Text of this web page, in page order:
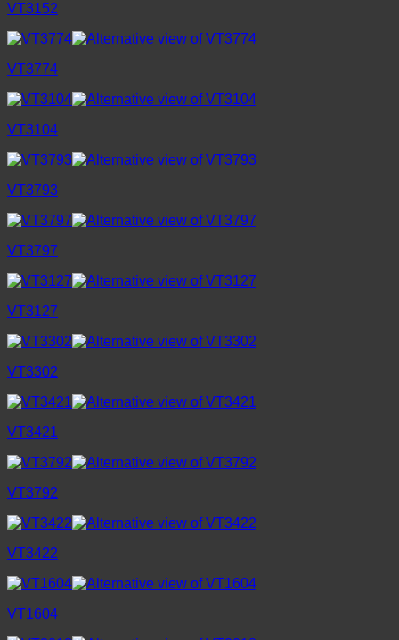
VT3152
VT3774
VT3104
VT3793
VT3797
VT3127
VT3302
VT3421
VT3792
VT3422
VT1604